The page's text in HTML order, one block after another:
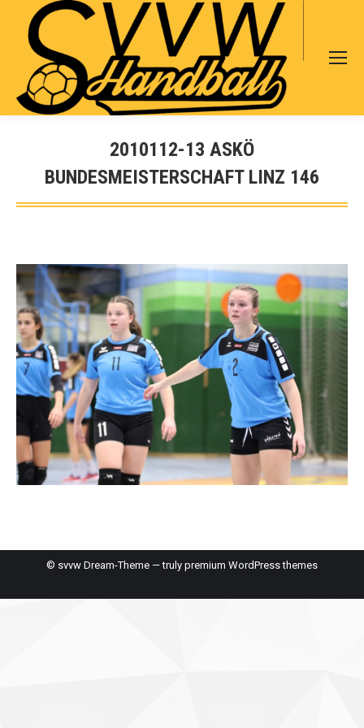
Search:
2010112-13 ASKÖ
BUNDESMEISTERSCHAFT LINZ 146
Sie befinden sich hier:
© svvw Dream-Theme — truly premium WordPress themes